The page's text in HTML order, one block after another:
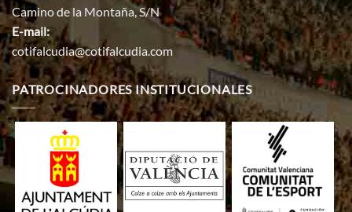
Camino de la Montaña, S/N
E-mail:
cotifalcudia@cotifalcudia.com
PATROCINADORES INSTITUCIONALES